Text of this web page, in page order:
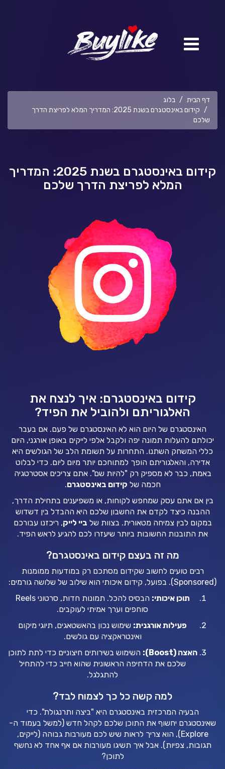
דף הבית
בלוג
קידום באינסטגרם בשנת 2025: המדריך המלא לפריצת הדרך
שלכם
קידום באינסטגרם בשנת 2025: המדריך
המלא לפריצת הדרך שלכם
קידום באינסטגרם: איך לנצח את
האלגוריתם ולהוביל את הפיד?
האינסטגרם של היום הוא לא האינסטגרם של פעם. אם בעבר
יכולתם להעלות תמונה יפה ולקבל אלפי לייקים באופן אורגני, היום
כללי המשחק השתנו. התחרות על תשומת הלב של הגולשים היא
אדירה, והאלגוריתם הופך למתוחכם יותר מיום ליום. כדי לבלוט
באמת, כבר לא מספיק רק "להיות שם". אתם צריכים אסטרטגיה
חכמה של קידום באינסטגרם.
בין אם אתם עסק שמחפש לקוחות, או משפיענים בתחילת הדרך,
ההבנה כיצד לקדם את החשבון שלכם היא ההבדל בין דשדוש
במקום לבין צמיחה מטאורית. בצוות של ביי לייק, ריכזנו עבורכם
את התובנות החשובות ביותר שיעזרו לכם להגיע לראש הפיד.
מה זה בעצם קידום באינסטגרם?
רבים טועים לחשוב שקידום מסתכם רק במודעות ממומנות
(Sponsored). בפועל, קידום איכותי הוא שילוב של שלושה גורמים:
תוכן איכותי:
הבסיס להכל. תמונות חדות, סרטוני Reels
סוחפים וערך אמיתי לעוקבים.
פעילות אורגנית: שימוש נכון בהאשטאגים, תיוגי מיקום
ואינטראקציה עם גולשים.
האצה (Boost):
השימוש בשירותים חיצוניים כדי לתת לתוכן
שלכם את הדחיפה הראשונית שהוא חייב כדי להתחיל
להתגלגל.
למה קשה כל כך לצמוח לבד?
הבעיה המרכזית באינסטגרם היא "ביצה ותרנגולת". כדי
שאינסטגרם יחשוף את התוכן שלכם לקהל חדש (למשל בעמוד ה-
Explore), הוא צריך לראות שיש לכם מעורבות גבוהה (לייקים,
תגובות, צפיות). אבל איך תשיגו מעורבות אם אף אחד לא נחשף
לתוכן?